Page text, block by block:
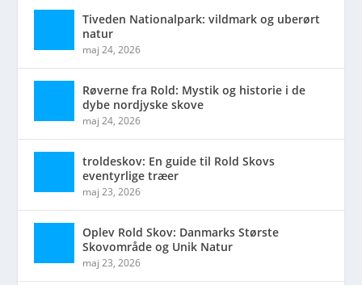
Tiveden Nationalpark: vildmark og uberørt
natur
maj 24, 2026
Røverne fra Rold: Mystik og historie i de
dybe nordjyske skove
maj 24, 2026
troldeskov: En guide til Rold Skovs
eventyrlige træer
maj 23, 2026
Oplev Rold Skov: Danmarks Største
Skovområde og Unik Natur
maj 23, 2026